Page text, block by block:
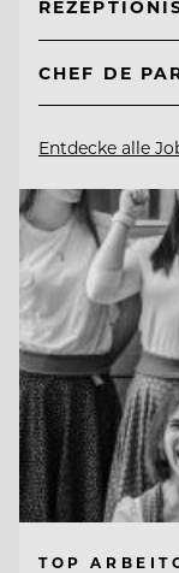
CHEF DE
Entdecke alle
TOP